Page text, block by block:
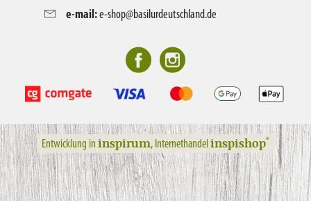
e-mail:e-shop@basilurdeutschland.de
Entwicklung in inspirum, Internethandel inspishop®